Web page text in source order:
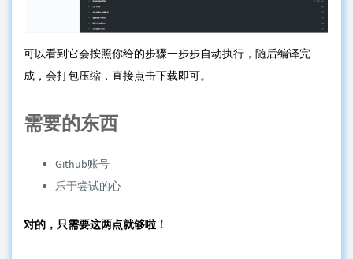
可以看到它会按照你给的步骤一步步自动执行，随后编译完
成，会打包压缩，直接点击下载即可。
需要的东西
Github账号
乐于尝试的心
对的，只需要这两点就够啦！